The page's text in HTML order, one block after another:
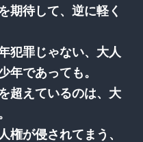
期待して、逆に軽く
犯罪じゃない、大人
年であっても。
超えているのは、大
権が侵されてまう、